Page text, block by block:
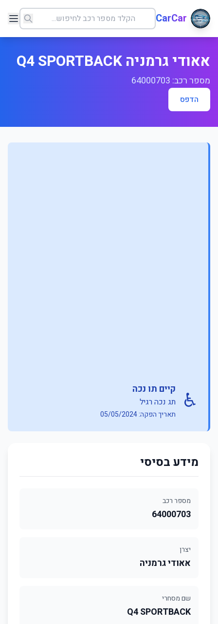
CarCar
אאודי גרמניה Q4 SPORTBACK
מספר רכב: 64000703
הדפס
♿ קיים תו נכה
תג נכה רגיל
תאריך הפקה: 05/05/2024
מידע בסיסי
מספר רכב
64000703
יצרן
אאודי גרמניה
שם מסחרי
Q4 SPORTBACK